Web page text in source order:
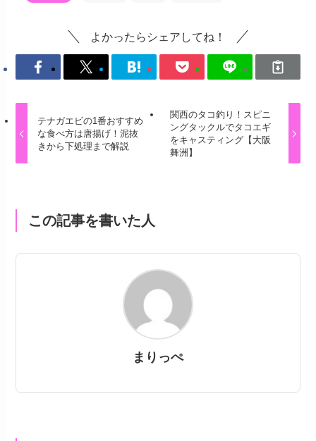
よかったらシェアしてね！
テナガエビの1番おすすめ
な食べ方は唐揚げ！泥抜
きから下処理まで解説
関西のタコ釣り！スピニ
ングタックルでタコエギ
をキャスティング【大阪
舞洲】
この記事を書いた人
まりっぺ